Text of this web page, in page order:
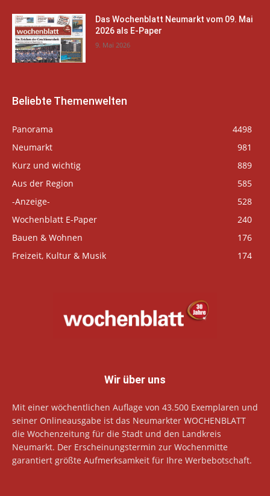
Das Wochenblatt Neumarkt vom 09. Mai
2026 als E-Paper
9. Mai 2026
Beliebte Themenwelten
Panorama
4498
Neumarkt
981
Kurz und wichtig
889
Aus der Region
585
-Anzeige-
528
Wochenblatt E-Paper
240
Bauen & Wohnen
176
Freizeit, Kultur & Musik
174
Wir über uns
Mit einer wöchentlichen Auflage von 43.500 Exemplaren und
seiner Onlineausgabe ist das Neumarkter WOCHENBLATT
die Wochenzeitung für die Stadt und den Landkreis
Neumarkt. Der Erscheinungstermin zur Wochenmitte
garantiert größte Aufmerksamkeit für Ihre Werbebotschaft.